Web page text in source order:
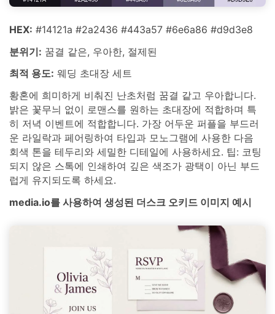
HEX: #14121a #2a2436 #443a57 #6e6a86 #d9d3e8
분위기: 꿈결 같은, 우아한, 절제된
최적 용도: 웨딩 초대장 세트
황혼에 희미하게 비춰진 난초처럼 꿈결 같고 우아합니다.
밝은 꽃무늬 없이 로맨스를 원하는 초대장에 적합하며 특
히 저녁 이벤트에 적합합니다. 가장 어두운 퍼플을 부드러
운 라일락과 페어링하여 타입과 모노그램에 사용한 다음
회색 톤을 테두리와 세밀한 디테일에 사용하세요. 팁: 코팅
되지 않은 스톡에 인쇄하여 깊은 색조가 광택이 아닌 부드
럽게 유지되도록 하세요.
media.io를 사용하여 생성된 더스크 오키드 이미지 예시